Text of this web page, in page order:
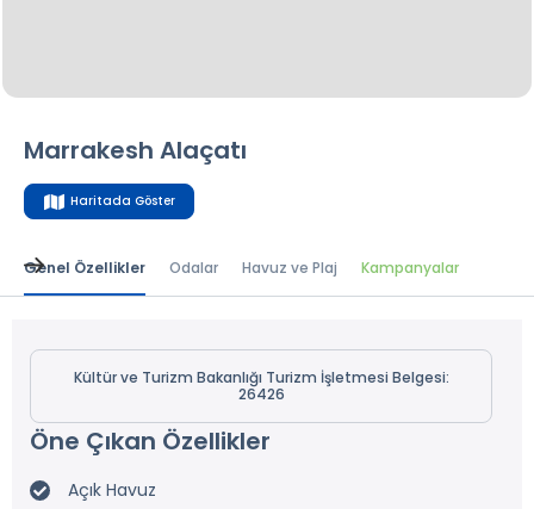
Marrakesh Alaçatı
Haritada Göster
Genel Özellikler Odalar Havuz ve Plaj Kampanyalar
Kültür ve Turizm Bakanlığı Turizm İşletmesi Belgesi:
26426
Öne Çıkan Özellikler
Açık Havuz